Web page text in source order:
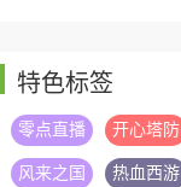
特色标签
零点直播 开心塔防
风来之国 热血西游